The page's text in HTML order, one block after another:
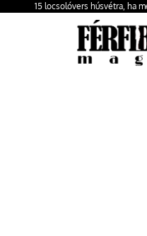
15 locsolóvers húsvétra, ha